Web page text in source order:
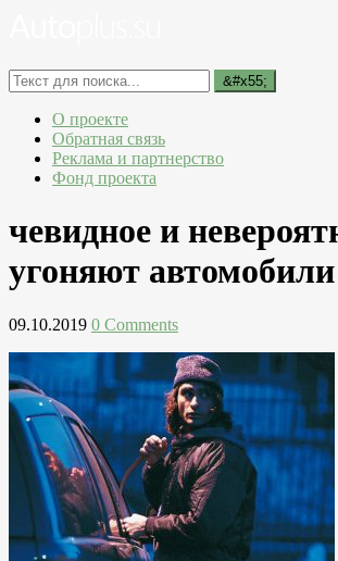
О проекте
Обратная связь
Реклама и партнерство
Фонд проекта
чевидное и
угоняют автомобили
09.10.2019 0 Comments